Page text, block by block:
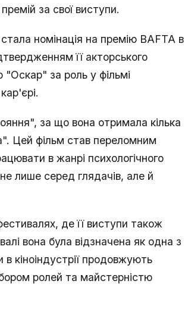
за свої виступи.
номінація на премію BAFTA в
її акторського
за роль у фільмі
за що вона отримала кілька
Цей фільм став переломним
в жанрі психологічного
лише серед глядачів, але й
де її виступи також
вона була відзначена як одна з
кіноіндустрії продовжують
ролей та майстерністю